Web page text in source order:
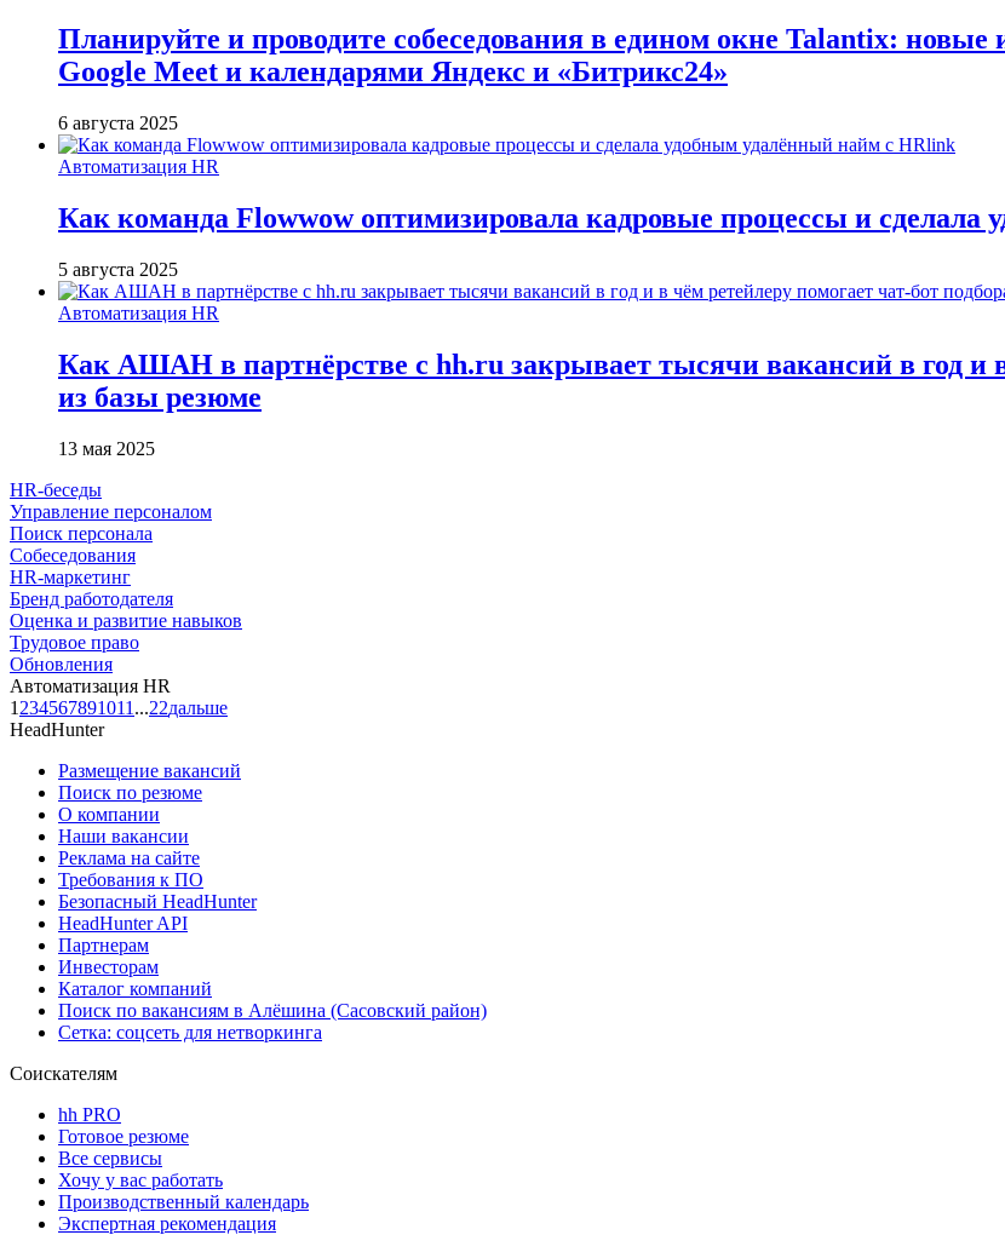
Планируйте и проводите собеседования в едином окне Talantix: новые
Google Meet и календарями Яндекс и «Битрикс24»
6 августа 2025
Автоматизация HR
Как команда Flowwow оптимизировала кадровые процессы и
5 августа 2025
Автоматизация HR
Как АШАН в партнёрстве с hh.ru закрывает тысячи вакансий в год и в
из базы резюме
13 мая 2025
HR-беседы
Управление персоналом
Поиск персонала
Собеседования
HR-маркетинг
Бренд работодателя
Оценка и развитие навыков
Трудовое право
Обновления
Автоматизация HR
1 234567891011 ...22дальше
HeadHunter
Размещение вакансий
Поиск по резюме
О компании
Наши вакансии
Реклама на сайте
Требования к ПО
Безопасный HeadHunter
HeadHunter API
Партнерам
Инвесторам
Каталог компаний
Поиск по вакансиям в Алёшина (Сасовский район)
Сетка: соцсеть для нетворкинга
Соискателям
hh PRO
Готовое резюме
Все сервисы
Хочу у вас работать
Производственный календарь
Экспертная рекомендация